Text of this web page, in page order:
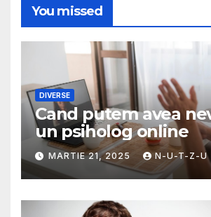
You missed
DIVERSE
Cand putem avea
un psiholog online
MARTIE 21, 2025 N-U-T-Z-U